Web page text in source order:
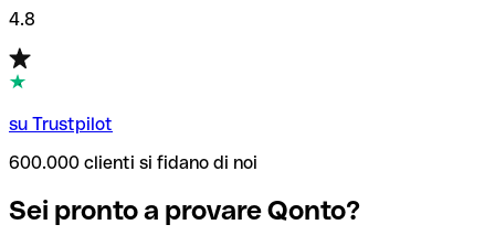
4.8
su Trustpilot
600.000 clienti si fidano di noi
Sei pronto a provare Qonto?